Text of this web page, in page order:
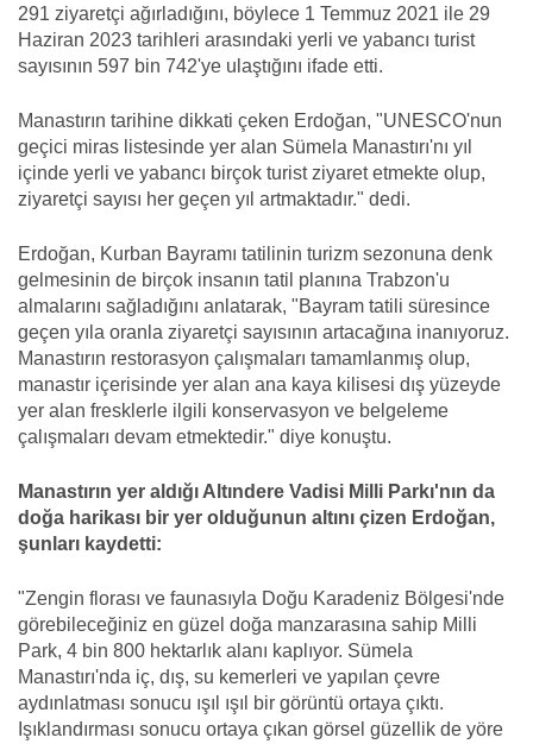
291 ziyaretçi ağırladığını, böylece 1 Temmuz 2021 ile 29
Haziran 2023 tarihleri arasındaki yerli ve yabancı turist
sayısının 597 bin 742'ye ulaştığını ifade etti.
Manastırın tarihine dikkati çeken Erdoğan, "UNESCO'nun
geçici miras listesinde yer alan Sümela Manastırı'nı yıl
içinde yerli ve yabancı birçok turist ziyaret etmekte olup,
ziyaretçi sayısı her geçen yıl artmaktadır." dedi.
Erdoğan, Kurban Bayramı tatilinin turizm sezonuna denk
gelmesinin de birçok insanın tatil planına Trabzon'u
almalarını sağladığını anlatarak, "Bayram tatili süresince
geçen yıla oranla ziyaretçi sayısının artacağına inanıyoruz.
Manastırın restorasyon çalışmaları tamamlanmış olup,
manastır içerisinde yer alan ana kaya kilisesi dış yüzeyde
yer alan fresklerle ilgili konservasyon ve belgeleme
çalışmaları devam etmektedir." diye konuştu.
Manastırın yer aldığı Altındere Vadisi Milli Parkı'nın da
doğa harikası bir yer olduğunun altını çizen Erdoğan,
şunları kaydetti:
"Zengin florası ve faunasıyla Doğu Karadeniz Bölgesi'nde
görebileceğiniz en güzel doğa manzarasına sahip Milli
Park, 4 bin 800 hektarlık alanı kaplıyor. Sümela
Manastırı'nda iç, dış, su kemerleri ve yapılan çevre
aydınlatması sonucu ışıl ışıl bir görüntü ortaya çıktı.
Işıklandırması sonucu ortaya çıkan görsel güzellik de yöre